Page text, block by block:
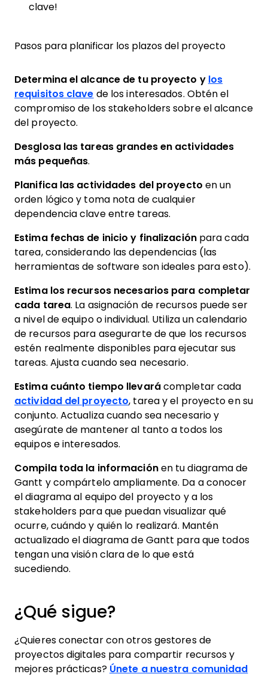
clave!
Pasos para planificar los plazos del proyecto
Determina el alcance de tu proyecto y los
requisitos clave de los interesados. Obtén el
compromiso de los stakeholders sobre el alcance
del proyecto.
Desglosa las tareas grandes en actividades
más pequeñas.
Planifica las actividades del proyecto en un
orden lógico y toma nota de cualquier
dependencia clave entre tareas.
Estima fechas de inicio y finalizaciónpara cada
tarea, considerando las dependencias (las
herramientas de software son ideales para esto).
Estima los recursos necesarios para completar
cada tarea. La asignación de recursos puede ser
a nivel de equipo o individual. Utiliza un calendario
de recursos para asegurarte de que los recursos
estén realmente disponibles para ejecutar sus
tareas. Ajusta cuando sea necesario.
Estima cuánto tiempo llevarácompletar cada
actividad del proyecto, tarea y el proyecto en su
conjunto. Actualiza cuando sea necesario y
asegúrate de mantener al tanto a todos los
equipos e interesados.
Compila toda la informaciónen tu diagrama de
Gantt y compártelo ampliamente. Da a conocer
el diagrama al equipo del proyecto y a los
stakeholders para que puedan visualizar qué
ocurre, cuándo y quién lo realizará. Mantén
actualizado el diagrama de Gantt para que todos
tengan una visión clara de lo que está
sucediendo.
¿Qué sigue?
¿Quieres conectar con otros gestores de
proyectos digitales para compartir recursos y
mejores prácticas? Únete a nuestra comunidad